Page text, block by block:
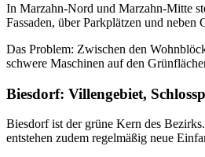
In Marzahn-Nord und Marzahn-Mitte
Fassaden, über Parkplätzen und
Das Problem: Zwischen den
schwere Maschinen auf den
Biesdorf: Villengebiet,
Biesdorf ist der grüne Kern des
entstehen zudem regelmäßig neue